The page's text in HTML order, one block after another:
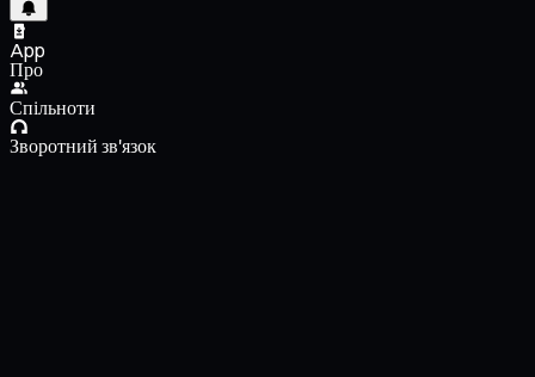
App
Про
Спільноти
Зворотний зв'язок